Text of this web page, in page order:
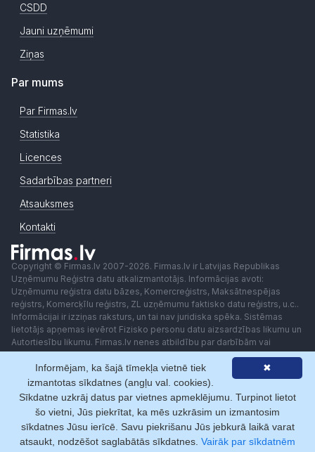
CSDD
Jauni uzņēmumi
Ziņas
Par mums
Par Firmas.lv
Statistika
Licences
Sadarbības partneri
Atsauksmes
Kontakti
Copyright © Firmas.lv 2007-2026. Firmas.lv ir Latvijas Republikas
Uzņēmumu Reģistra datu atkalizmantotājs. Informācijas avoti:
Uzņēmumu reģistra datu bāzes, Komercreģistrs, Maksātnespējas
reģistrs, Komercķīlu reģistrs, ZL uzņēmumu faktisko datu reģistrs, u.c..
Informācijai ir izziņas raksturs, un tai nav juridiska spēka. Sistēmas
lietotājs apņemas ievērot Fizisko personu datu aizsardzības likumu un
Autortiesību likumu. Firmas.lv nenes atbildību par darbībām vai
lēmumiem, kas balstīti uz saņemto pakalpojumu. Lietotājam aizliegts
izmantot jebkādas automatizētas sistēmas vai iekārtas (robotus)
piekļuvei sistēmai bez rakstiskas saskaņošanas ar Firmas.lv. Galvenā
redaktore: Ingūna Pempere.
Lietošanas noteikumi
Privātuma politika Norēķini ar
✖
Informējam, ka šajā tīmekļa vietnē tiek
izmantotas sīkdatnes (angļu val. cookies).
Sīkdatne uzkrāj datus par vietnes apmeklējumu. Turpinot lietot
šo vietni, Jūs piekrītat, ka mēs uzkrāsim un izmantosim
sīkdatnes Jūsu ierīcē. Savu piekrišanu Jūs jebkurā laikā varat
atsaukt, nodzēšot saglabātās sīkdatnes. Vairāk par sīkdatnēm